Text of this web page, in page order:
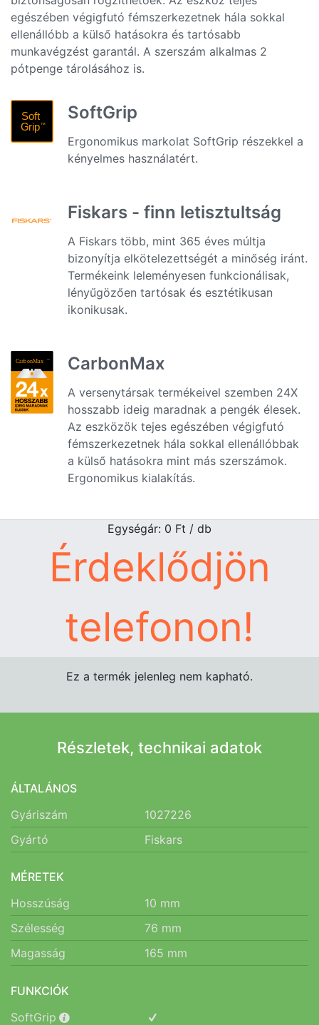
egészében végigfutó fémszerkezetnek hála sokkal
ellenállóbb a külső hatásokra és tartósabb
munkavégzést garantál. A szerszám alkalmas 2
pótpenge tárolásához is.
SoftGrip
Ergonomikus markolat SoftGrip részekkel a
kényelmes használatért.
Fiskars - finn letisztultság
A Fiskars több, mint 365 éves múltja
bizonyítja elkötelezettségét a minőség iránt.
Termékeink leleményesen funkcionálisak,
lényűgözően tartósak és esztétikusan
ikonikusak.
CarbonMax
A versenytársak termékeivel szemben 24X
hosszabb ideig maradnak a pengék élesek.
Az eszközök tejes egészében végigfutó
fémszerkezetnek hála sokkal ellenállóbbak
a külső hatásokra mint más szerszámok.
Ergonomikus kialakítás.
Egységár: 0 Ft / db
Érdeklődjön
telefonon!
Ez a termék jelenleg nem kapható.
Részletek, technikai adatok
ÁLTALÁNOS
Gyáriszám
1027226
Gyártó
Fiskars
MÉRETEK
Hosszúság
10 mm
Szélesség
76 mm
Magasság
165 mm
FUNKCIÓK
SoftGrip